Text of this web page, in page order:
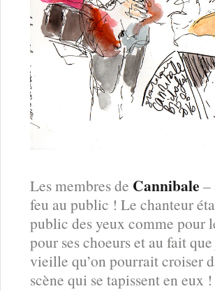
Les membres de Cannibale –
feu au public ! Le chanteur
public des yeux comme pour
pour ses choeurs et au fait
vieille qu’on pourrait croiser
scène qui se tapissent en eux !